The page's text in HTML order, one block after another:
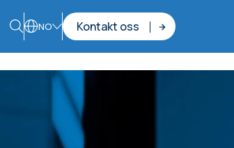
NO Kontakt oss